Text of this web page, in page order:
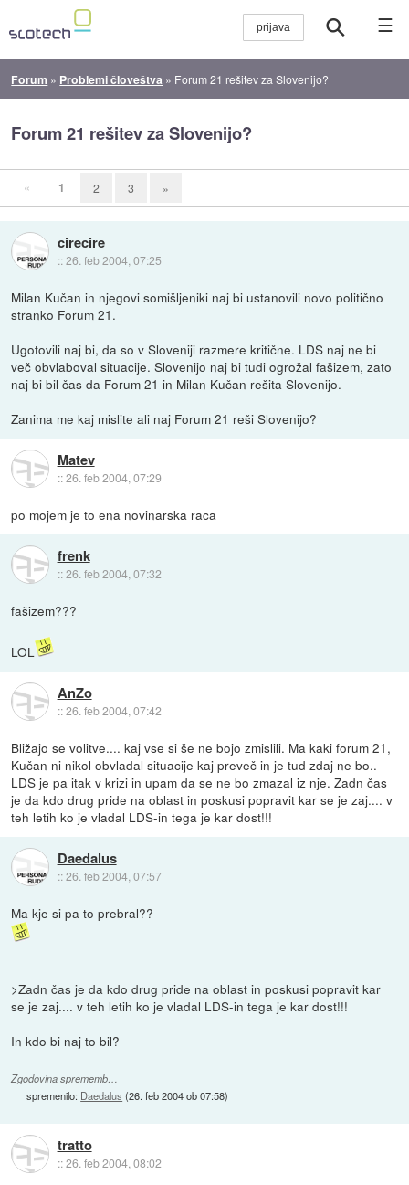
☰
Forum » Problemi človeštva » Forum 21 rešitev za Slovenijo?
Forum 21 rešitev za Slovenijo?
« 1 2 3 »
cirecire
::26. feb 2004, 07:25
Milan Kučan in njegovi somišljeniki naj bi ustanovili novo politično
stranko Forum 21.
Ugotovili naj bi, da so v Sloveniji razmere kritične. LDS naj ne bi
več obvlaboval situacije. Slovenijo naj bi tudi ogrožal fašizem, zato
naj bi bil čas da Forum 21 in Milan Kučan rešita Slovenijo.
Zanima me kaj mislite ali naj Forum 21 reši Slovenijo?
Matev
::26. feb 2004, 07:29
po mojem je to ena novinarska raca
frenk
::26. feb 2004, 07:32
fašizem???
LOL
AnZo
::26. feb 2004, 07:42
Bližajo se volitve.... kaj vse si še ne bojo zmislili. Ma kaki forum 21,
Kučan ni nikol obvladal situacije kaj preveč in je tud zdaj ne bo..
LDS je pa itak v krizi in upam da se ne bo zmazal iz nje. Zadn čas
je da kdo drug pride na oblast in poskusi popravit kar se je zaj.... v
teh letih ko je vladal LDS-in tega je kar dost!!!
Daedalus
::26. feb 2004, 07:57
Ma kje si pa to prebral??
>Zadn čas je da kdo drug pride na oblast in poskusi popravit kar
se je zaj.... v teh letih ko je vladal LDS-in tega je kar dost!!!
In kdo bi naj to bil?
Zgodovina sprememb…
spremenilo: Daedalus (26. feb 2004 ob 07:58)
tratto
::26. feb 2004, 08:02